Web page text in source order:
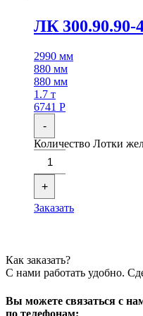
ЛК 300.90.90-
2990 мм
880 мм
880 мм
1.7 т
6741 Р
-
Количество Лотки
+
Заказать
Как заказать?
С нами работать удобно.
Вы можете связаться с
по телефонам: